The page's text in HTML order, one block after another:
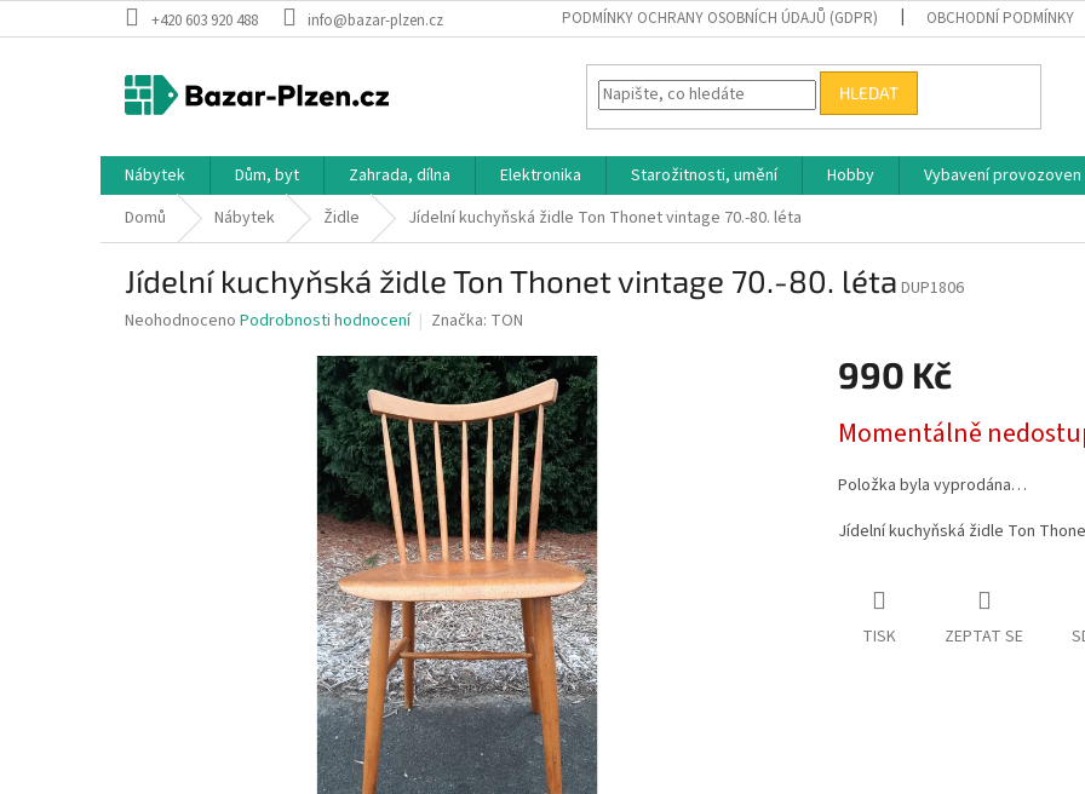
na
+420 603 920 488 info@bazar-plzen.cz PODMÍNKY OCHRANY OSOBNÍCH ÚDAJŮ (GDPR) OBCHODNÍ PODMÍNKY
HLEDAT
Nábytek Dům, byt Zahrada, dílna Elektronika Starožitnosti, umění Hobby Vybavení provozoven
Domů
Nábytek Židle Jídelní kuchyňská židle Ton Thonet vintage 70.-80. léta
Jídelní kuchyňská židle Ton Thonet vintage 70.-80. léta DUP1806
Průměrné
Neohodnoceno Podrobnosti hodnocení Značka: TON
990 Kč
cena:
Momentálně
Položka byla vyprodána…
Jídelní kuchyňská židle Ton
TISK ZEPTAT SE